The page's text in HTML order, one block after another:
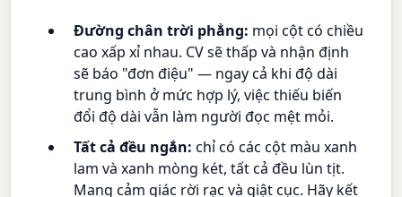
Đường chân trời phẳng: mọi cột có chiều
cao xấp xỉ nhau. CV sẽ thấp và nhận định
sẽ báo "đơn điệu" — ngay cả khi độ dài
trung bình ở mức hợp lý, việc thiếu biến
đổi độ dài vẫn làm người đọc mệt mỏi.
Tất cả đều ngắn: chỉ có các cột màu xanh
lam và xanh mòng két, tất cả đều lùn tịt.
Mang cảm giác rời rạc và giật cục. Hãy kết